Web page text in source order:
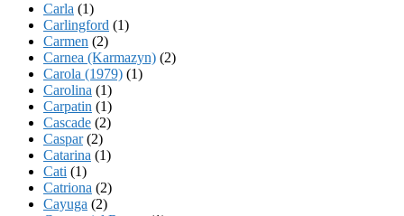
Carla (1)
Carlingford (1)
Carmen (2)
Carnea (Karmazyn) (2)
Carola (1979) (1)
Carolina (1)
Carpatin (1)
Cascade (2)
Caspar(2)
Catarina (1)
Cati (1)
Catriona (2)
Cayuga (2)